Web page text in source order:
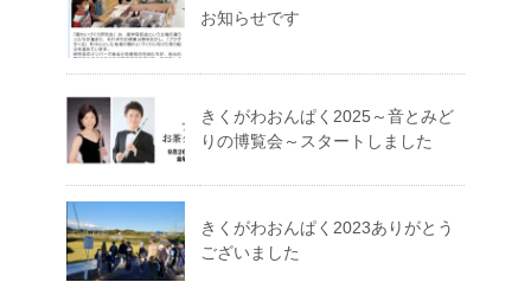
お知らせです
きくがわおんぱく2025～音とみど
りの博覧会～スタートしました
きくがわおんぱく2023ありがとう
ございました